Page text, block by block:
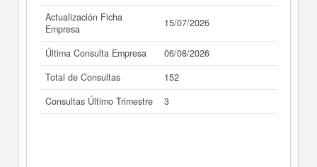
Actualización Ficha
Empresa
15/07/2026
Última Consulta Empresa
06/08/2026
Total de Consultas
152
Consultas Último Trimestre
3